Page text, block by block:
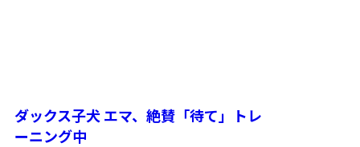
ダックス子犬 エマ、絶賛「待て」トレ
ーニング中